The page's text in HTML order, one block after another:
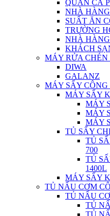
QUÁN CÀ
NHÀ
SUẤT ĂN
TRƯỜNG
NHÀ
KHÁCH
MÁY RỬA
DIWA
GALANZ
MÁY SẤY CÔNG
MÁY SẤY
MÁY
MÁY
MÁY
TỦ SẤY
TỦ
700
TỦ
1400L
MÁY SẤY
TỦ NẤU CƠM
TỦ NẤU
TỦ
TỦ